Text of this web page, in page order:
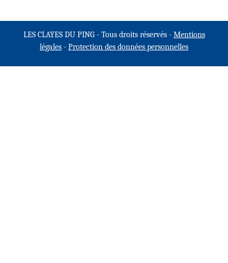
LES CLAYES DU PING - Tous droits réservés - Mentions
légales - Protection des données personnelles